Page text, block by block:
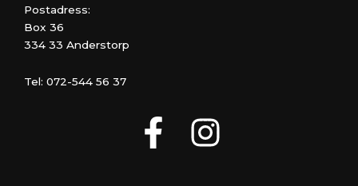
Postadress:
Box 36
334 33 Anderstorp
Tel: 072-544 56 37